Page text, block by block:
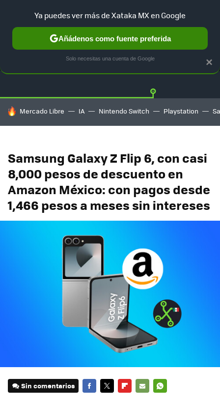
GUÍA DE COMPRAS MERCADO LIBRE
HOY SE HABLA DE
Mercado Libre IA Nintendo Switch Playstation
Samsung Galaxy Z Flip 6, con casi
8,000 pesos de descuento en
Amazon México: con pagos desde
1,466 pesos a meses sin intereses
Sin comentarios
×
Ya puedes ver más de Xataka MX en Google
Añádenos como fuente preferida
Solo necesitas una cuenta de Google